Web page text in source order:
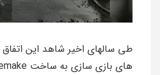
طی سالهای اخیر شاهد این